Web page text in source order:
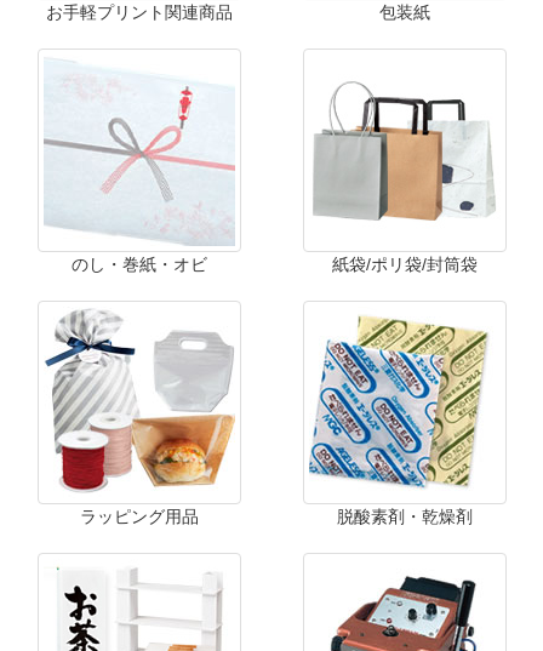
お手軽プリント関連商品 包装紙
のし・巻紙・オビ 紙袋/ポリ袋/封筒袋
ラッピング用品 脱酸素剤・乾燥剤